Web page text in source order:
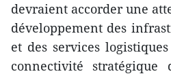
devraient accorder une
développement des
et des services
connectivité stratégique